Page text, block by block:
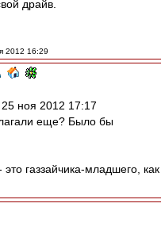
драйв.
2012 16:29
ноя 2012 17:17
еще? Было бы
газзайчика-младшего, как